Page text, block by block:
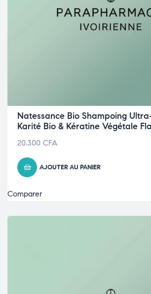
Natessance Bio Shampoing
Karité Bio & Kératine Végétale
20.300 CFA
AJOUTER AU PANIER
Comparer